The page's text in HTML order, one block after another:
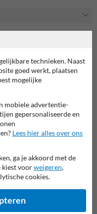
hun levensduur. Onze
duurzaam
bestand is tegen zware
hulp. Deze kabeldrempels
voor gebruik.
constructie blijven de
gebieden.
in diverse
technieken. Naast
goed werkt, plaatsen
mogelijke
mobiele advertentie-
gepersonaliseerde en
Lees hier alles over ons
ga je akkoord met de
kiest voorweigeren,
cookies.